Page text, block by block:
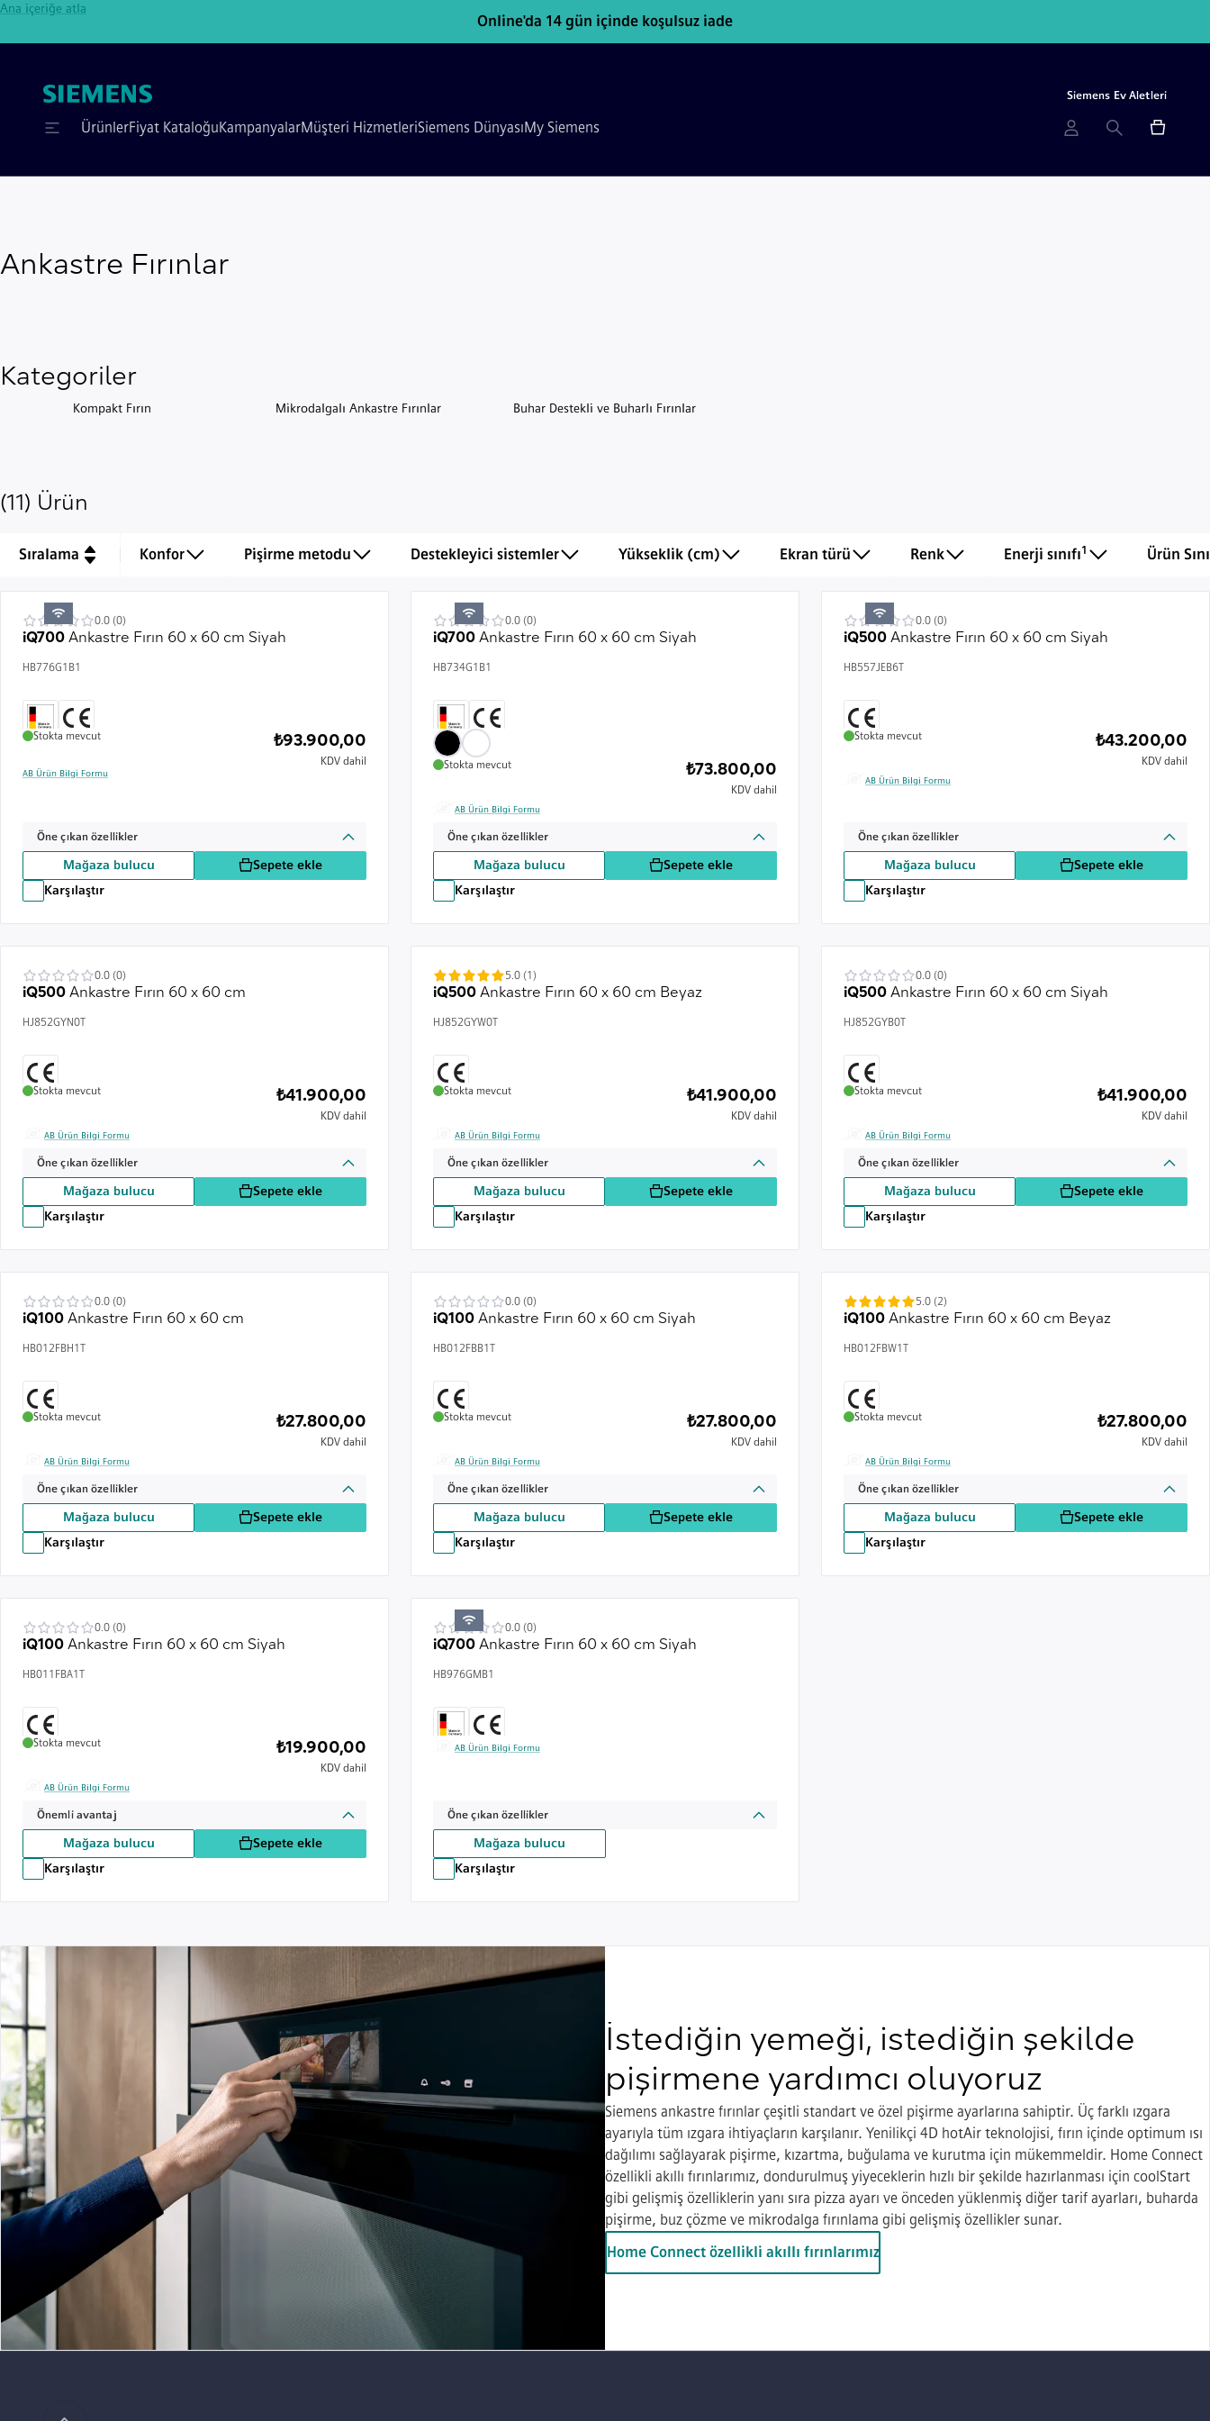
Ana içeriğe atla
Online'da 14 gün içinde koşulsuz iade
Siemens Ev Aletleri
ÜrünlerFiyat KataloğuKampanyalarMüşteri HizmetleriSiemens DünyasıMy Siemens
Ankastre Fırınlar
Kategoriler
Kompakt Fırın Mikrodalgalı Ankastre Fırınlar Buhar Destekli ve Buharlı Fırınlar
(11) Ürün
Sıralama Konfor Pişirme metodu Destekleyici sistemler Yükseklik (cm) Ekran türü Renk Enerji sınıfı1
Ürün
iQ700 Ankastre Fırın 60 x 60 cm Siyah
HB776G1B1
0.0 (0)
Stokta mevcut ₺93.900,00
KDV dahil
AB Ürün Bilgi Formu
Öne çıkan özellikler
Mağaza bulucu
Sepete ekle
Karşılaştır
iQ700 Ankastre Fırın 60 x 60 cm Siyah
HB734G1B1
0.0 (0)
Stokta mevcut ₺73.800,00
KDV dahil
AB Ürün Bilgi Formu
Öne çıkan özellikler
Mağaza bulucu
Sepete ekle
Karşılaştır
iQ500 Ankastre Fırın 60 x 60 cm Siyah
HB557JEB6T
0.0 (0)
Stokta mevcut ₺43.200,00
KDV dahil
AB Ürün Bilgi Formu
Öne çıkan özellikler
Mağaza bulucu
Sepete ekle
Karşılaştır
iQ500 Ankastre Fırın 60 x 60 cm
HJ852GYN0T
0.0 (0)
Stokta mevcut ₺41.900,00
KDV dahil
AB Ürün Bilgi Formu
Öne çıkan özellikler
Mağaza bulucu
Sepete ekle
Karşılaştır
iQ500 Ankastre Fırın 60 x 60 cm Beyaz
HJ852GYW0T
5.0 (1)
Stokta mevcut ₺41.900,00
KDV dahil
AB Ürün Bilgi Formu
Öne çıkan özellikler
Mağaza bulucu
Sepete ekle
Karşılaştır
iQ500 Ankastre Fırın 60 x 60 cm Siyah
HJ852GYB0T
0.0 (0)
Stokta mevcut ₺41.900,00
KDV dahil
AB Ürün Bilgi Formu
Öne çıkan özellikler
Mağaza bulucu
Sepete ekle
Karşılaştır
iQ100 Ankastre Fırın 60 x 60 cm
HB012FBH1T
0.0 (0)
Stokta mevcut ₺27.800,00
KDV dahil
AB Ürün Bilgi Formu
Öne çıkan özellikler
Mağaza bulucu
Sepete ekle
Karşılaştır
iQ100 Ankastre Fırın 60 x 60 cm Siyah
HB012FBB1T
0.0 (0)
Stokta mevcut ₺27.800,00
KDV dahil
AB Ürün Bilgi Formu
Öne çıkan özellikler
Mağaza bulucu
Sepete ekle
Karşılaştır
iQ100 Ankastre Fırın 60 x 60 cm Beyaz
HB012FBW1T
5.0 (2)
Stokta mevcut ₺27.800,00
KDV dahil
AB Ürün Bilgi Formu
Öne çıkan özellikler
Mağaza bulucu
Sepete ekle
Karşılaştır
iQ100 Ankastre Fırın 60 x 60 cm Siyah
HB011FBA1T
0.0 (0)
Stokta mevcut ₺19.900,00
KDV dahil
AB Ürün Bilgi Formu
Önemli avantaj
Mağaza bulucu
Sepete ekle
Karşılaştır
iQ700 Ankastre Fırın 60 x 60 cm Siyah
HB976GMB1
0.0 (0)
AB Ürün Bilgi Formu
Öne çıkan özellikler
Mağaza bulucu
Karşılaştır
İstediğin yemeği, istediğin şekilde
pişirmene yardımcı oluyoruz
Siemens ankastre fırınlar çeşitli standart ve özel pişirme ayarlarına sahiptir. Üç farklı ızgara
ayarıyla tüm ızgara ihtiyaçların karşılanır. Yenilikçi 4D hotAir teknolojisi, fırın içinde optimum ısı
dağılımı sağlayarak pişirme, kızartma, buğulama ve kurutma için mükemmeldir. Home Connect
özellikli akıllı fırınlarımız, dondurulmuş yiyeceklerin hızlı bir şekilde hazırlanması için coolStart
gibi gelişmiş özelliklerin yanı sıra pizza ayarı ve önceden yüklenmiş diğer tarif ayarları, buharda
pişirme, buz çözme ve mikrodalga fırınlama gibi gelişmiş özellikler sunar.
Home Connect özellikli akıllı fırınlarımız